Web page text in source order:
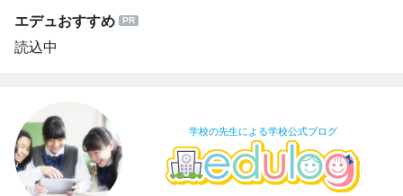
エデュおすすめ
読込中
学校の先生による学校公式ブログ